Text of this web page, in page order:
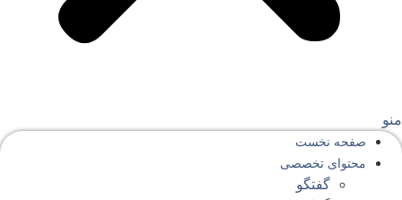
صفحه‌ نخست
محتوای‌ تخصصی
گفتگو